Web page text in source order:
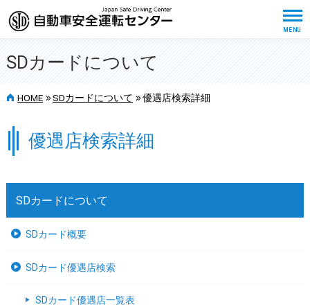
SDカードについて
HOME >> SDカードについて >> 優遇店検索詳細
優遇店検索詳細
SDカードについて
SDカード概要
SDカード優遇店検索
SDカード優遇店一覧表